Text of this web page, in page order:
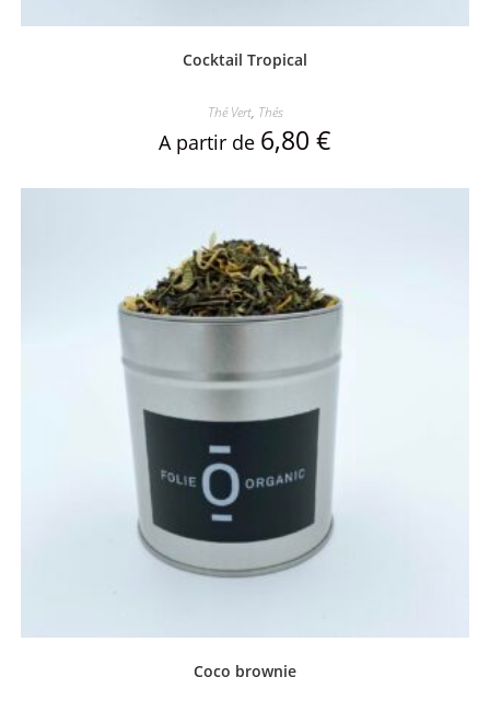
Cocktail Tropical
Thé Vert, Thés
A partir de 6,80 €
Coco brownie